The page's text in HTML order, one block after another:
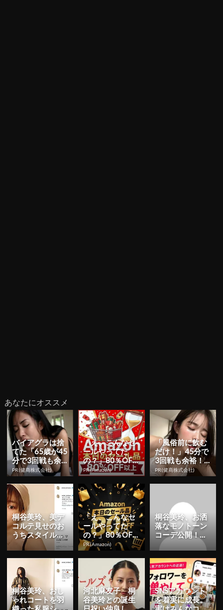
あなたにオススメ
バイアグラは捨
てた「65歳が45
分で3回戦も余
裕」980円で朝
まで絶好調！
PR(健商株式会社)
「え、こんなセ
ールやってた
の？」80％OFF
以上が続々登
場！Amazonの本
気が...
PR(Amazon)
「風俗前に飲む
だけ！」45分で
3回戦も余裕！1
日31円で朝まで
絶好調
PR(健商株式会社)
桐谷美玲、美デ
コルテ見せのお
うちスタイルに
「可愛いすぎる
ママ」
「え、こんなセ
ールやってた
の？」80％OFF
以上が続々登
場！Amazonの本
PR(Amazon)
桐谷美玲、お洒
落なモノトーン
コーデ公開！
「圧倒的な美し
さ！！！」「め
っちゃ可愛い...
桐谷美玲、おし
ゃれコートを羽
河北麻友子 桐
谷美玲との誕生
SNSアカウント
を着実に成長。